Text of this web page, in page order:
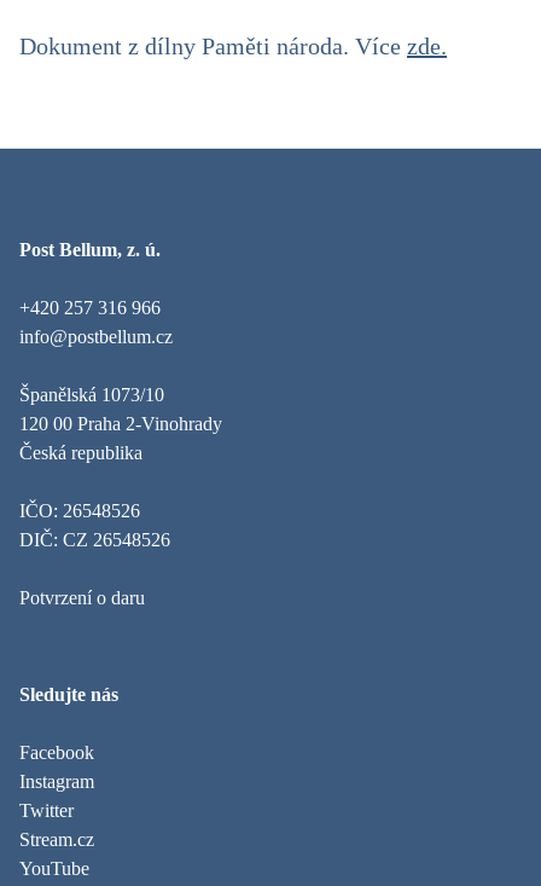
Dokument z dílny Paměti národa. Více zde.
Post Bellum, z. ú.
+420 257 316 966
info@postbellum.cz
Španělská 1073/10
120 00 Praha 2-Vinohrady
Česká republika
IČO: 26548526
DIČ: CZ 26548526
Potvrzení o daru
Sledujte nás
Facebook
Instagram
Twitter
Stream.cz
YouTube